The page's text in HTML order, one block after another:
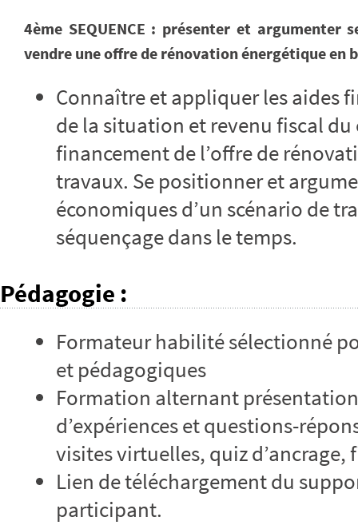
4ème SEQUENCE : présenter et argumenter
vendre une offre de rénovation énergétique en
Connaître et appliquer les aides
de la situation et revenu fiscal
financement de l’offre de
travaux. Se positionner et
économiques d’un scénario de
séquençage dans le temps.
Pédagogie :
Formateur habilité sélectionné
et pédagogiques
Formation alternant
d’expériences et questions-
visites virtuelles, quiz
Lien de téléchargement du
participant.